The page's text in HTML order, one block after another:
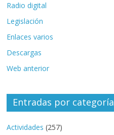
Radio digital
Legislación
Enlaces varios
Descargas
Web anterior
Entradas por categoría
Actividades (257)